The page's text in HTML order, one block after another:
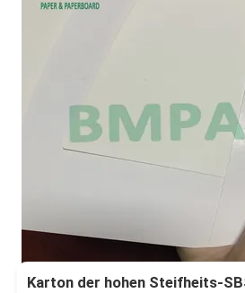
Karton der hohen Steifheits-